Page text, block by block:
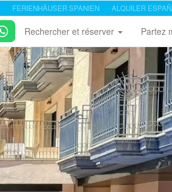
FERIENHÄUSER SPANIEN ALQUILER
Rechercher et réserver Partez